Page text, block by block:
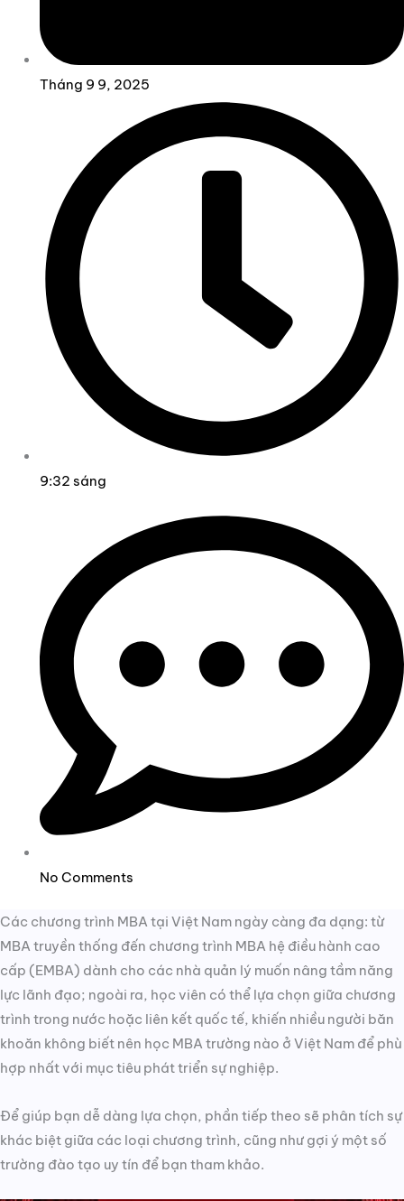
Tháng 9 9, 2025
9:32 sáng
No Comments
Các chương trình MBA tại Việt Nam ngày càng đa dạng: từ
MBA truyền thống đến chương trình MBA hệ điều hành cao
cấp (EMBA) dành cho các nhà quản lý muốn nâng tầm năng
lực lãnh đạo; ngoài ra, học viên có thể lựa chọn giữa chương
trình trong nước hoặc liên kết quốc tế, khiến nhiều người băn
khoăn không biết nên học MBA trường nào ở Việt Nam để phù
hợp nhất với mục tiêu phát triển sự nghiệp.
Để giúp bạn dễ dàng lựa chọn, phần tiếp theo sẽ phân tích sự
khác biệt giữa các loại chương trình, cũng như gợi ý một số
trường đào tạo uy tín để bạn tham khảo.